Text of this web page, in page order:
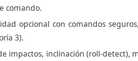
comando.
opcional con comandos
3).
impactos, inclinación